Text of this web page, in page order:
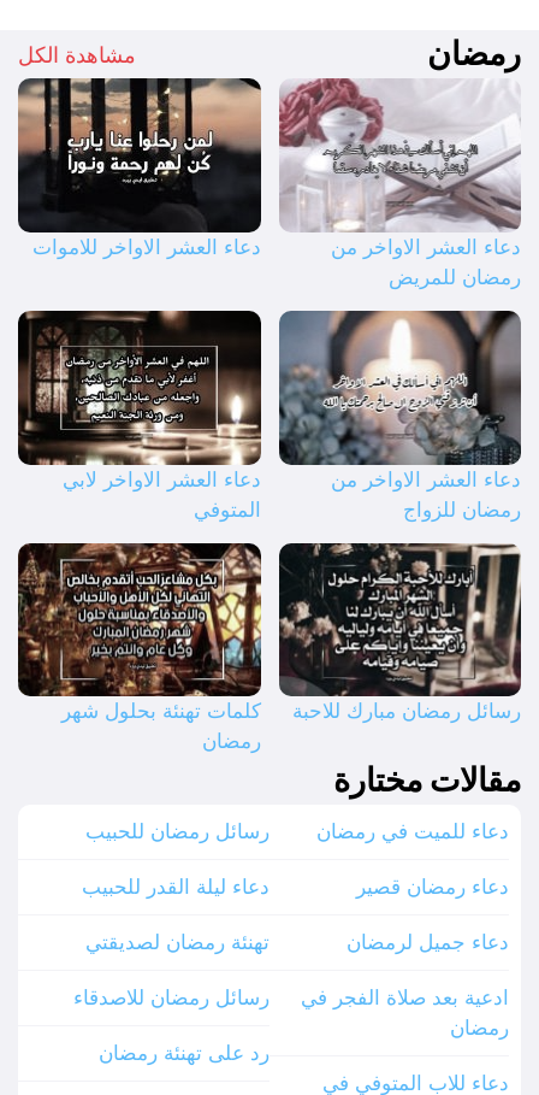
رمضان مشاهدة الكل
دعاء العشر الاواخر من
رمضان للمريض
دعاء العشر الاواخر للاموات
دعاء العشر الاواخر من
رمضان للزواج
دعاء العشر الاواخر لابي
المتوفي
رسائل رمضان مبارك للاحبة
كلمات تهنئة بحلول شهر
رمضان
مقالات مختارة
دعاء للميت في رمضان
دعاء رمضان قصير
دعاء جميل لرمضان
ادعية بعد صلاة الفجر في
رمضان
دعاء للاب المتوفي في
رسائل رمضان للحبيب
دعاء ليلة القدر للحبيب
تهنئة رمضان لصديقتي
رسائل رمضان للاصدقاء
رد على تهنئة رمضان